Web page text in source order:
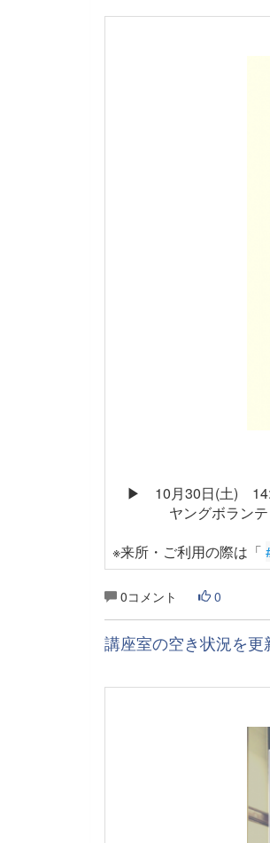
▶ 10月30日(土)
ヤングボランティア
※来所・ご利用の際は「
0コメント 0
講座室の空き状況を